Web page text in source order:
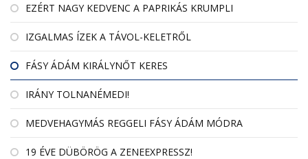
EZÉRT NAGY KEDVENC A PAPRIKÁS KRUMPLI
IZGALMAS ÍZEK A TÁVOL-KELETRŐL
FÁSY ÁDÁM KIRÁLYNŐT KERES
IRÁNY TOLNANÉMEDI!
MEDVEHAGYMÁS REGGELI FÁSY ÁDÁM MÓDRA
19 ÉVE DÜBÖRÖG A ZENEEXPRESSZ!